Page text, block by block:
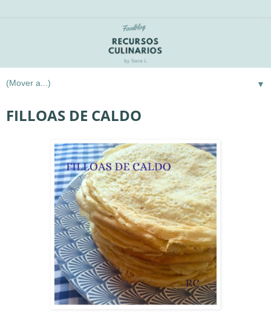
▼
FILLOAS DE CALDO